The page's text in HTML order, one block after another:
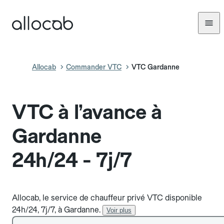
Allocab Commander VTC VTC Gardanne
VTC à l’avance à
Gardanne
24h/24 - 7j/7
Allocab, le service de chauffeur privé VTC disponible
24h/24, 7j/7, à Gardanne.
Voir plus